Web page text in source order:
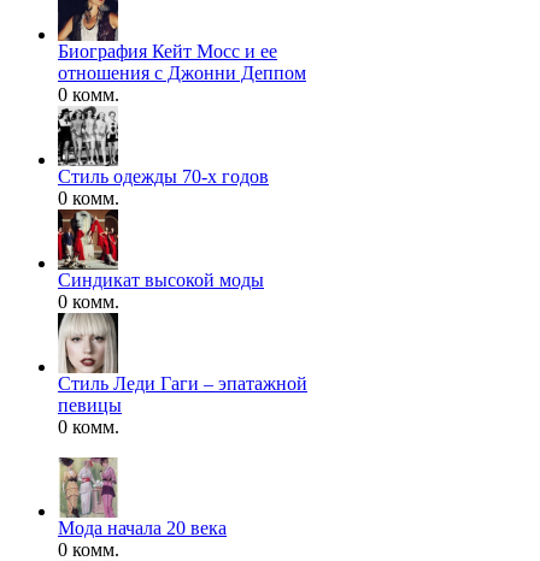
Биография Кейт Мосс и ее
отношения с Джонни Деппом
0 комм.
Стиль одежды 70-х годов
0 комм.
Синдикат высокой моды
0 комм.
Стиль Леди Гаги – эпатажной
певицы
0 комм.
Мода начала 20 века
0 комм.